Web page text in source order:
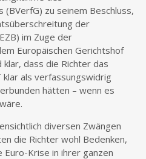
zu seinem Beschluss,
der
im Zuge der
Europäischen Gerichtshof
dass die Richter das
als verfassungswidrig
hätten – wenn es
diversen Zwängen
die Richter wohl Bedenken,
Euro-Krise in ihrer ganzen